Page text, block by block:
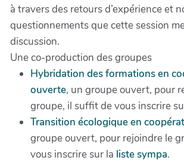
à travers des retours d’expérience et
questionnements que cette session
discussion.
Une co-production des groupes
Hybridation des formations en
ouverte, un groupe ouvert, pour
groupe, il suffit de vous inscrire
Transition écologique en
groupe ouvert, pour rejoindre le
vous inscrire sur la liste sympa.